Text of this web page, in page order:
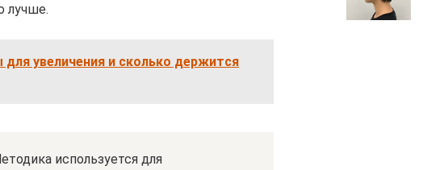
лучше.
увеличения и сколько держится
используется для